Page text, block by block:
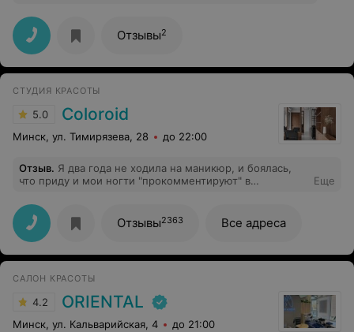
Отзывы2
СТУДИЯ КРАСОТЫ
5.0 Coloroid
Минск, ул. Тимирязева, 28 до 22:00
Отзыв. Я два года не ходила на маникюр, и боялась,
что приду и мои ногти "прокомментируют" в
вообще пришли на маникюр первый раз, она все
объяснит, подскажет по цене и как лучше сделать.
Лишнего не скажет, пассивной агрессии не будет, сам
маникюр пройдет в хорошей обстановке. Сама
маникюр делает тщательно, аккуратно и на совесть.
Еще
Отзывы2363 Все адреса
САЛОН КРАСОТЫ
4.2 ORIENTAL
Минск, ул. Кальварийская, 4 до 21:00